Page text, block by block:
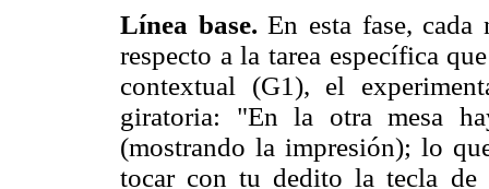
Línea base. En esta fase,
respecto a la tarea específica
contextual (G1), el
giratoria: "En la otra mesa
(mostrando la impresión); lo
tocar con tu dedito la tecla de